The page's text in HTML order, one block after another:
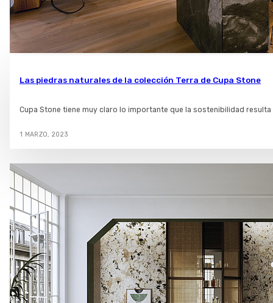
Las piedras naturales de la colección Terra de Cupa Stone
Cupa Stone tiene muy claro lo importante que la sostenibilidad
1 MARZO, 2023